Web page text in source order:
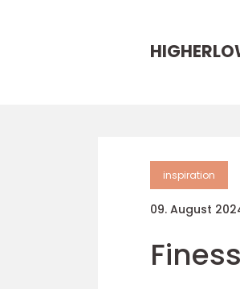
inspiration
09. August